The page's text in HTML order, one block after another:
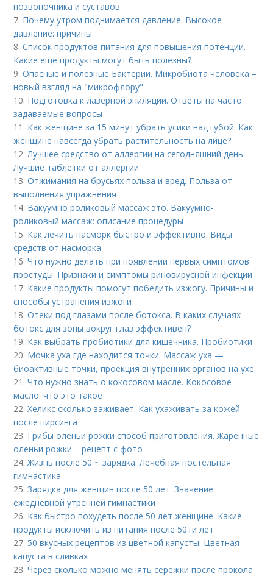
позвоночника и суставов
7. Почему утром поднимается давление. Высокое
давление: причины
8.Список продуктов питания для повышения потенции.
Какие еще продукты могут быть полезны?
9.Опасные и полезные Бактерии. Микробиота человека –
новый взгляд на "микрофлору"
10. Подготовка к лазерной эпиляции. Ответы на часто
задаваемые вопросы
11. Как женщине за 15 минут убрать усики над губой. Как
женщине навсегда убрать растительность на лице?
12.Лучшее средство от аллергии на сегодняшний день.
Лучшие таблетки от аллергии
13.Отжимания на брусьях польза и вред. Польза от
выполнения упражнения
14. Вакуумно роликовый массаж это. Вакуумно-
роликовый массаж: описание процедуры
15. Как лечить насморк быстро и эффективно. Виды
средств от насморка
16.Что нужно делать при появлении первых симптомов
простуды. Признаки и симптомы риновирусной инфекции
17. Какие продукты помогут победить изжогу. Причины и
способы устранения изжоги
18.Отеки под глазами после ботокса. В каких случаях
ботокс для зоны вокруг глаз эффективен?
19. Как выбрать пробиотики для кишечника. Пробиотики
20. Мочка уха где находится точки. Массаж уха —
биоактивные точки, проекция внутренних органов на ухе
21.Что нужно знать о кокосовом масле. Кокосовое
масло: что это такое
22.Хеликс сколько заживает. Как ухаживать за кожей
после пирсинга
23. Грибы оленьи рожки способ приготовления. Жаренные
оленьи рожки – рецепт с фото
24.Жизнь после 50 ~ зарядка. Лечебная постельная
гимнастика
25.Зарядка для женщин после 50 лет. Значение
ежедневной утренней гимнастики
26. Как быстро похудеть после 50 лет женщине. Какие
продукты исключить из питания после 50ти лет
27. 50 вкусных рецептов из цветной капусты. Цветная
капуста в сливках
28.Через сколько можно менять сережки после прокола